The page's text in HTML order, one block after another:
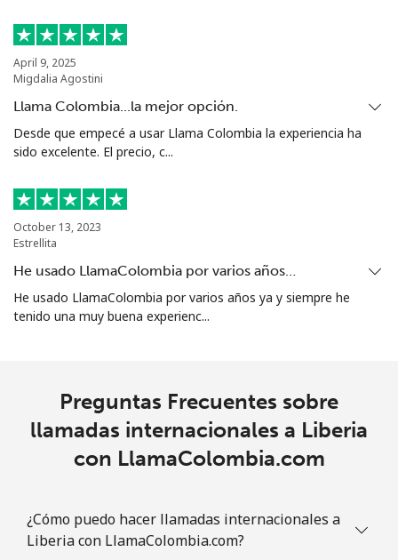
April 9, 2025
Migdalia Agostini
Llama Colombia...la mejor opción.
Desde que empecé a usar Llama Colombia la experiencia ha
sido excelente. El precio, c...
October 13, 2023
Estrellita
He usado LlamaColombia por varios años…
He usado LlamaColombia por varios años ya y siempre he
tenido una muy buena experienc...
Preguntas Frecuentes sobre
llamadas internacionales a Liberia
con LlamaColombia.com
¿Cómo puedo hacer llamadas internacionales a
Liberia con LlamaColombia.com?